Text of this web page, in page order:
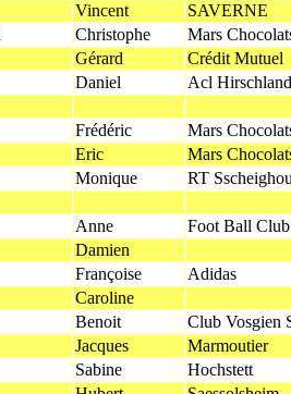
Vincent
SAVERNE
Christophe
Mars
Gérard
Crédit Mutuel
Daniel
Acl Hirschland
Frédéric
Mars
Eric
Mars
Monique
RT
Anne
Foot Ball
Damien
Françoise
Adidas
Caroline
Benoit
Club Vosgien
Jacques
Marmoutier
Sabine
Hochstett